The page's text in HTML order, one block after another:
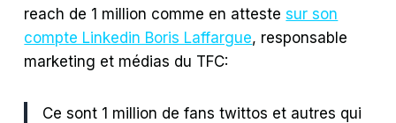
reach de 1 million comme en attestesur son
compte Linkedin Boris Laffargue, responsable
marketing et médias du TFC:
Ce sont 1 million de fans twittos et autres qui